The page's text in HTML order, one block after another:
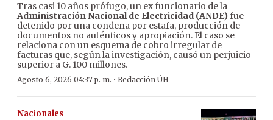
Tras casi 10 años prófugo, un ex funcionario de la
Administración Nacional de Electricidad (ANDE)fue
detenido por una condena por estafa, producción de
documentos no auténticos y apropiación. El caso se
relaciona con un esquema de cobro irregular de
facturas que, según la investigación, causó un perjuicio
superior a G. 100 millones.
Agosto 6, 2026 04:37 p. m. · Redacción ÚH
Nacionales